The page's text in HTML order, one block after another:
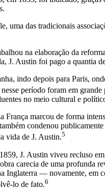
uma das tradicionais
na elaboração da
J. Austin foi pago a quantia
indo depois para Paris,
período foram em
no meio cultural e
marcou de forma
condenou
vida de J. Austin.5
J. Austin viveu recluso
carecia de uma profunda
Inglaterra — novamente, em
lo de fato.6